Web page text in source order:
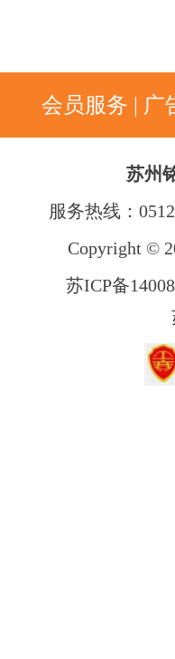
会员服务 | 广
苏州
服务热线：
Copyright ©
苏ICP备